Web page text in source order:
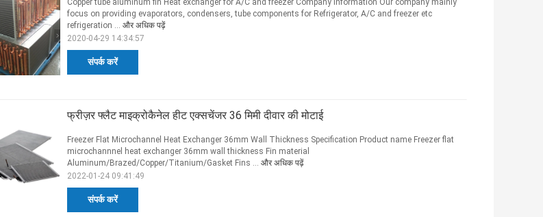
संपर्क करें
Copper tube aluminum fin Heat exchanger for A/C and freezer Company Information Our company mainly
focus on providing evaporators, condensers, tube components for Refrigerator, A/C and freezer etc
refrigeration ... और अधिक पढ़ें
2020-04-29 14:34:57
फ्रीज़र फ्लैट माइक्रोकैनेल हीट एक्सचेंजर 36 मिमी दीवार की मोटाई
संपर्क करें
Freezer Flat Microchannel Heat Exchanger 36mm Wall Thickness ​Specification Product name Freezer flat
microchannnel heat exchanger 36mm wall thickness Fin material
Aluminum/Brazed/Copper/Titanium/Gasket Fins ... और अधिक पढ़ें
2022-01-24 09:41:49